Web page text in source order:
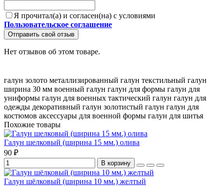
Я прочитал(а) и согласен(на) с условиями
Пользовательское соглашение
Отправить свой отзыв
Нет отзывов об этом товаре.
галун золото металлизированный галун текстильный галун
ширина 30 мм военный галун галун для формы галун для
униформы галун для военных тактический галун галун для
одежды декоративный галун золотистый галун галун для
костюмов аксессуары для военной формы галун для шитья
Похожие товары
Галун шелковый (ширина 15 мм.) олива
90 ₽
В корзину
Галун шёлковый (ширина 10 мм.) желтый